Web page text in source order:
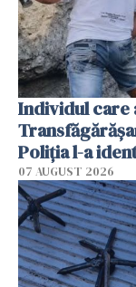
Individul care
Poliția l-a
07 AUGUST 2026